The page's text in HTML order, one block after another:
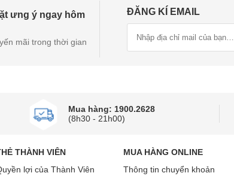
kết hợp nút xoay và cảm ứng cùng màn hình hiển
ưng ý ngay hôm
mãi trong thời gian
ĐĂNG KÍ EMAIL
Mua hàng: 1900.2628
(8h30 - 21h00)
THÀNH VIÊN
lợi của Thành Viên
MUA HÀNG ONLINE
Thông tin chuyển khoản